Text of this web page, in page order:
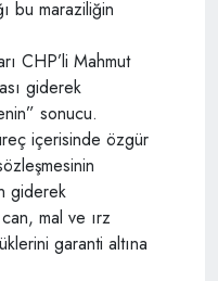
bu maraziliğin
CHP’li Mahmut
giderek
sonucu.
içerisinde özgür
giderek
mal ve ırz
garanti altına